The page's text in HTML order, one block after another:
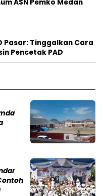
ASN Pemko Medan
Pasar: Tinggalkan Cara
Pencetak PAD